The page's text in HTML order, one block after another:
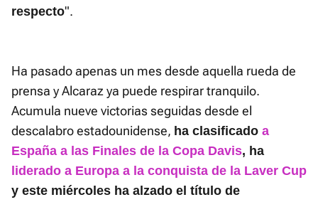
respecto".
Ha pasado apenas un mes desde aquella rueda de
prensa y Alcaraz ya puede respirar tranquilo.
Acumula nueve victorias seguidas desde el
descalabro estadounidense, ha clasificado a
España a las Finales de la Copa Davis, ha
liderado a Europa a la conquista de la Laver Cup
y este miércoles ha alzado el título de